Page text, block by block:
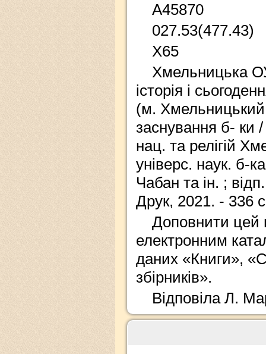
А45870
027.53(477.43)
Х65
Хмельницька
історія і
(м.
заснування б- ки
нац. та релігій
універс. наук. б-
Чабан та ін. ;
Друк, 2021. - 336
Доповнити цей
електронним
даних «Книги»,
збірників».
Відповіла Л.